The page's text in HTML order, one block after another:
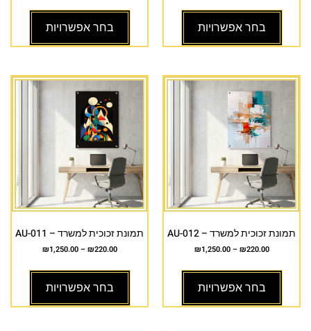
בחר אפשרויות בחר אפשרויות
תמונת זכוכית למשרד – AU-012
₪220.00
–
₪1,250.00
בחר אפשרויות
תמונת זכוכית למשרד – AU-011
₪220.00
–
₪1,250.00
בחר אפשרויות